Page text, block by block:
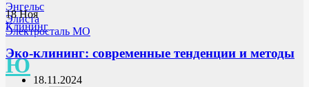
Энгельс
Элиста
Электросталь МО
Ю
18Ноя
Клининг
Эко-клининг: современные тенденции и методы
18.11.2024